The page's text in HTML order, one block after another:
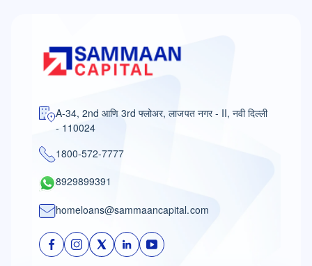
A-34, 2nd आणि 3rd फ्लोअर, लाजपत नगर - II, नवी दिल्ली
- 110024
1800-572-7777
8929899391
homeloans@sammaancapital.com